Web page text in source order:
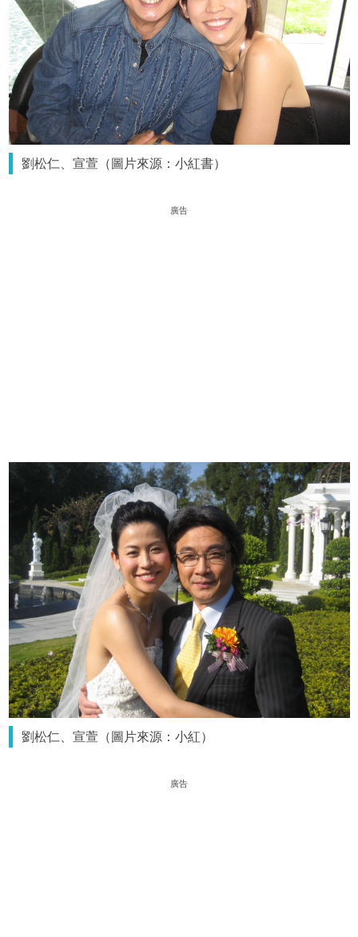
劉松仁、宣萱（圖片來源：小紅書）
廣告
劉松仁、宣萱（圖片來源：小紅）
廣告